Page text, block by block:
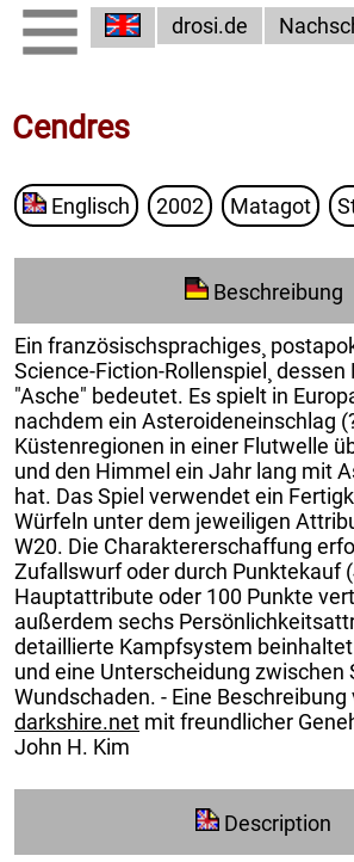
drosi.de
Cendres
Englisch 2002 Matagot
Beschreibung
Ein französischsprachiges¸
Science-Fiction-Rollenspiel¸
"Asche" bedeutet. Es spielt in
nachdem ein Asteroideneinschlag
Küstenregionen in einer Flutwelle
und den Himmel ein Jahr lang mit
hat. Das Spiel verwendet ein
Würfeln unter dem jeweiligen
W20. Die Charaktererschaffung
Zufallswurf oder durch Punktekauf
Hauptattribute oder 100 Punkte
außerdem sechs
detaillierte Kampfsystem
und eine Unterscheidung zwischen
Wundschaden. - Eine Beschreibung
darkshire.net mit freundlicher
John H. Kim
Description